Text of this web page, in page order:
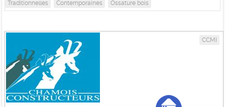
Traditionnelles Contemporaines Ossature bois
CCMI